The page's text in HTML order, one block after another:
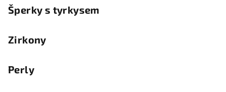
Šperky s tyrkysem
Zirkony
Perly